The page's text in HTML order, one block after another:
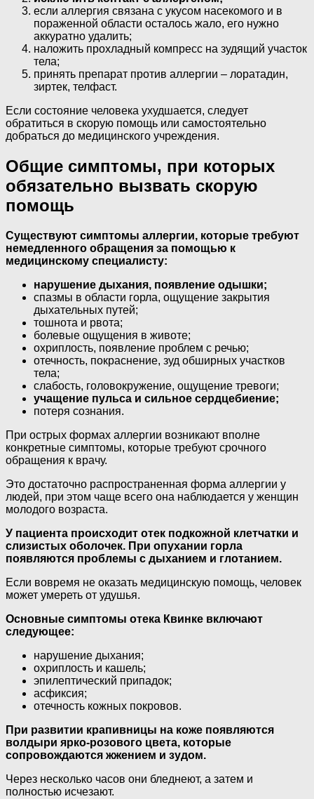
если аллергия связана с укусом насекомого и в
пораженной области осталось жало, его нужно
аккуратно удалить;
наложить прохладный компресс на зудящий участок
тела;
принять препарат против аллергии – лоратадин,
зиртек, телфаст.
Если состояние человека ухудшается, следует
обратиться в скорую помощь или самостоятельно
добраться до медицинского учреждения.
Общие симптомы, при которых
обязательно вызвать скорую
помощь
Существуют симптомы аллергии, которые требуют
немедленного обращения за помощью к
медицинскому специалисту:
нарушение дыхания, появление одышки;
спазмы в области горла, ощущение закрытия
дыхательных путей;
тошнота и рвота;
болевые ощущения в животе;
охриплость, появление проблем с речью;
отечность, покраснение, зуд обширных участков
тела;
слабость, головокружение, ощущение тревоги;
учащение пульса и сильное сердцебиение;
потеря сознания.
При острых формах аллергии возникают вполне
конкретные симптомы, которые требуют срочного
обращения к врачу.
Это достаточно распространенная форма аллергии у
людей, при этом чаще всего она наблюдается у женщин
молодого возраста.
У пациента происходит отек подкожной клетчатки и
слизистых оболочек. При опухании горла
появляются проблемы с дыханием и глотанием.
Если вовремя не оказать медицинскую помощь, человек
может умереть от удушья.
Основные симптомы отека Квинке включают
следующее:
нарушение дыхания;
охриплость и кашель;
эпилептический припадок;
асфиксия;
отечность кожных покровов.
При развитии крапивницы на коже появляются
волдыри ярко-розового цвета, которые
сопровождаются жжением и зудом.
Через несколько часов они бледнеют, а затем и
полностью исчезают.